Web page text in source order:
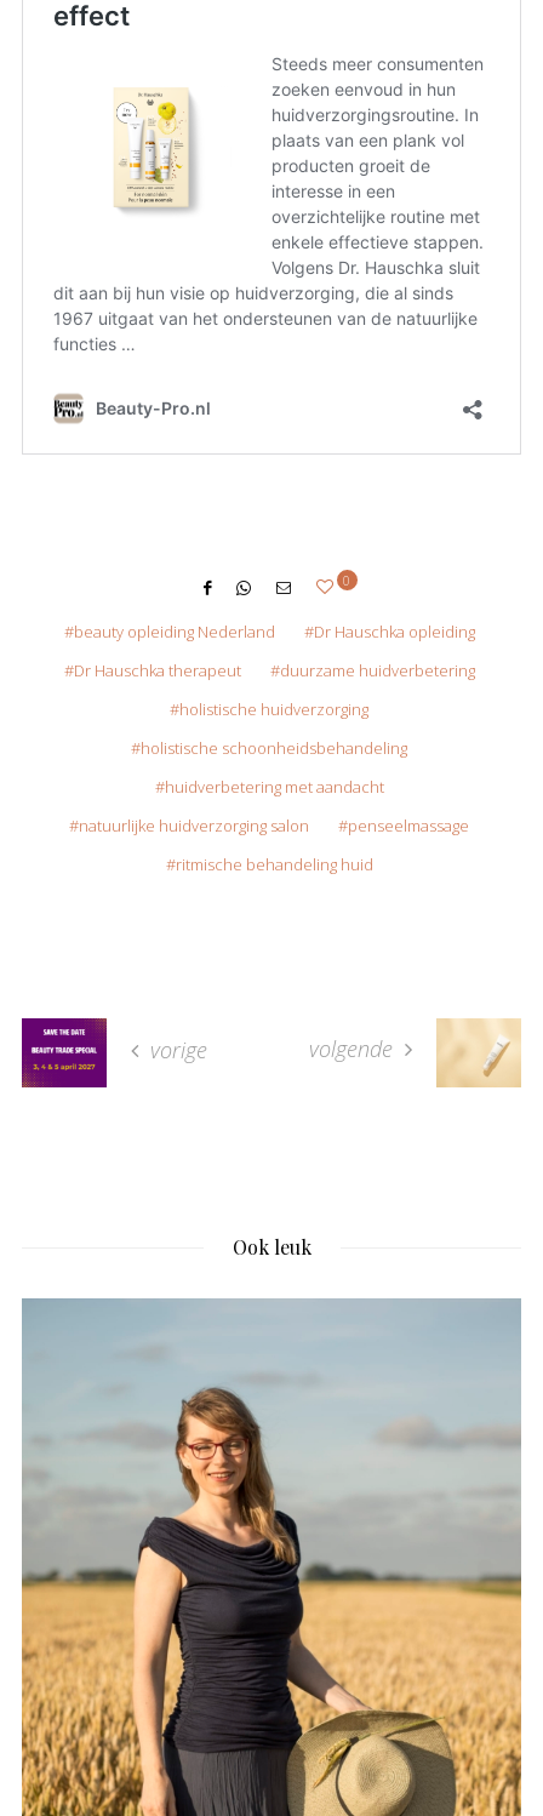
0
beauty opleiding Nederland
Dr Hauschka opleiding
Dr Hauschka therapeut
duurzame huidverbetering
holistische huidverzorging
holistische schoonheidsbehandeling
huidverbetering met aandacht
natuurlijke huidverzorging salon
penseelmassage
ritmische behandeling huid
vorige volgende
Ook leuk